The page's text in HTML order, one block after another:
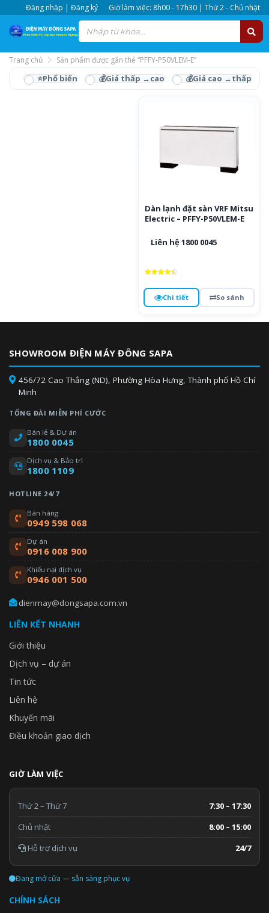
Đăng nhập | Đăng ký Giờ làm việc: 8h00 - 17h30 | Thứ 2 - Chủ nhật
Trang chủ Sản phẩm được gắn thẻ “PFFY-P50VLEM-E”
PFFY-P50VLEM-E
Dàn lạnh đặt sàn VRF Mitsu
Electric – PFFY-P50VLEM-E
Liên hệ 1800 0045
5 saoChi tiết So sánh
SHOWROOM ĐIỆN MÁY ĐÔNG SAPA
456/72 Cao Thắng (ND), Phường Hòa Hưng, Thành phố Hồ Chí
Minh
TỔNG ĐÀI MIỄN PHÍ CƯỚC
Bán lẻ & Dự án
1800 0045
Dịch vụ & Bảo trì
1800 1109
HOTLINE 24/7
Bán hàng
0949 598 068
Dự án
0916 008 900
Khiếu nại dịch vụ
0946 001 500
dienmay@dongsapa.com.vn
LIÊN KẾT NHANH
Giới thiệu
Dịch vụ – dự án
Tin tức
Liên hệ
Khuyến mãi
Điều khoản giao dịch
GIỜ LÀM VIỆC
Thứ 2 – Thứ 7
7:30 – 17:30
Chủ nhật
8:00 – 15:00
Hỗ trợ dịch vụ
24/7
Đang mở cửa — sẵn sàng phục vụ
CHÍNH SÁCH